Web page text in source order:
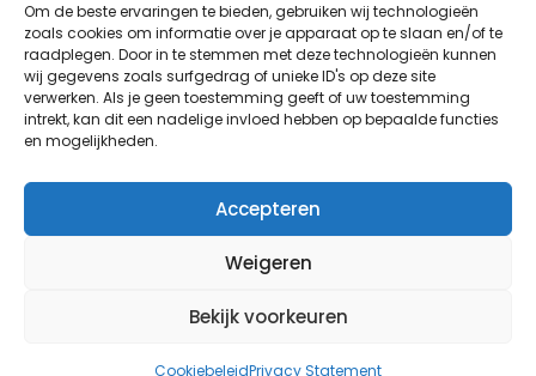
Om de beste ervaringen te bieden, gebruiken wij technologieën
zoals cookies om informatie over je apparaat op te slaan en/of te
raadplegen. Door in te stemmen met deze technologieën kunnen
wij gegevens zoals surfgedrag of unieke ID's op deze site
verwerken. Als je geen toestemming geeft of uw toestemming
intrekt, kan dit een nadelige invloed hebben op bepaalde functies
en mogelijkheden.
Accepteren
Weigeren
Bekijk voorkeuren
CookiebeleidPrivacy Statement
© MeerRadio 2025